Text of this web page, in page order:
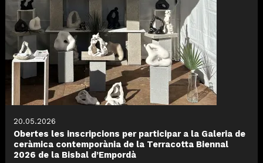
20.05.2026
Obertes les inscripcions per participar a la Galeria de
ceràmica contemporània de la Terracotta Biennal
2026 de la Bisbal d’Empordà